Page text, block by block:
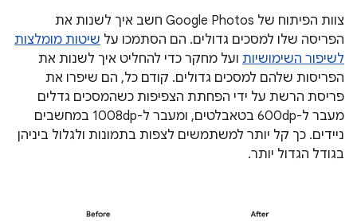
צוות הפיתוח של Google Photos חשב איך לשנות את
הפריסה שלו למסכים גדולים. הם הסתמכו על שיטות מומלצות
לשיפור השימושיות ועל מחקר כדי להחליט איך לשנות את
הפריסות שלהם למסכים גדולים. קודם כל, הם שיפרו את
פריסת הרשת על ידי הפחתת הצפיפות כשהמסכים גדלים
מעבר ל-600dp בטאבלטים, ומעבר ל-1008dp במחשבים
ניידים. כך קל יותר למשתמשים לצפות בתמונות ולגלול ביניהן
בגודל הגדול יותר.